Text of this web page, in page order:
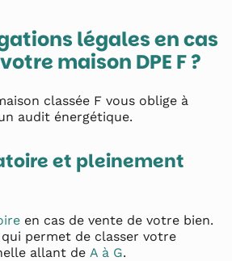
légales en cas
maison DPE F ?
classée F vous oblige à
audit énergétique.
et pleinement
en cas de vente de votre bien.
qui permet de classer votre
allant de A à G.